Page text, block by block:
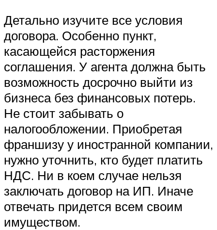
Детально изучите все условия
договора. Особенно пункт,
касающейся расторжения
соглашения. У агента должна быть
возможность досрочно выйти из
бизнеса без финансовых потерь.
Не стоит забывать о
налогообложении. Приобретая
франшизу у иностранной компании,
нужно уточнить, кто будет платить
НДС. Ни в коем случае нельзя
заключать договор на ИП. Иначе
отвечать придется всем своим
имуществом.